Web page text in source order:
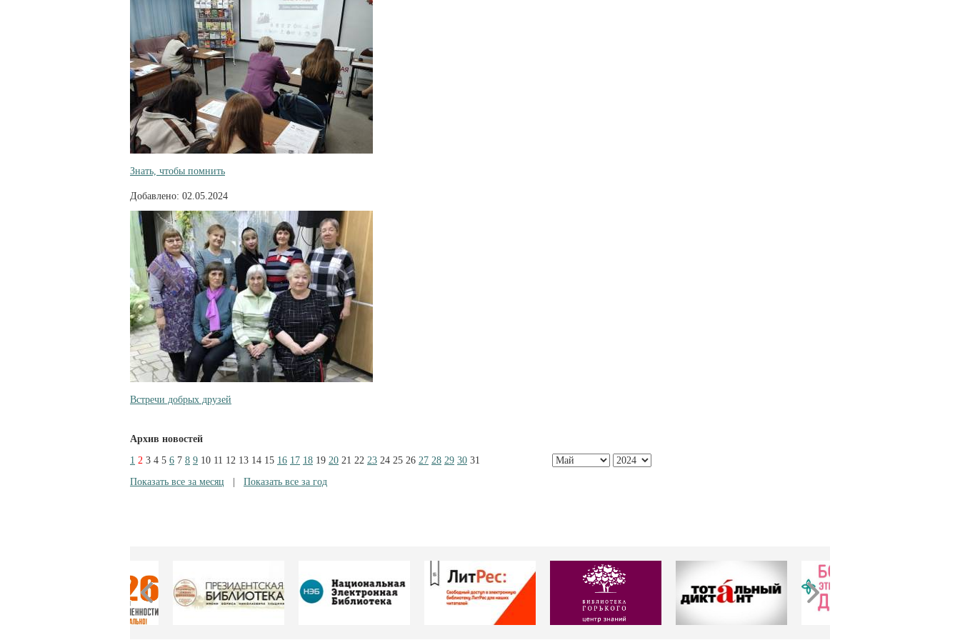
Знать, чтобы помнить
Добавлено: 02.05.2024
Встречи добрых друзей
Архив новостей
1 2 3 4 5 6 7 8 9 10 11 12 13 14 15 16 17 18 19 20 21 22 23 24 25 26 27 28 29 30 31
Показать все за месяц
Показать все за год